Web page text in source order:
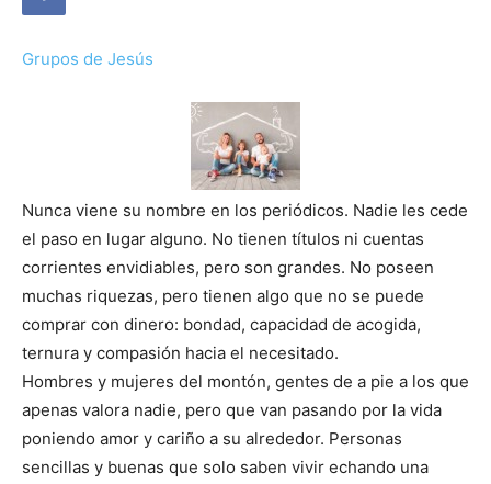
Grupos de Jesús
Nunca viene su nombre en los periódicos. Nadie les cede
el paso en lugar alguno. No tienen títulos ni cuentas
corrientes envidiables, pero son grandes. No poseen
muchas riquezas, pero tienen algo que no se puede
comprar con dinero: bondad, capacidad de acogida,
ternura y compasión hacia el necesitado.
Hombres y mujeres del montón, gentes de a pie a los que
apenas valora nadie, pero que van pasando por la vida
poniendo amor y cariño a su alrededor. Personas
sencillas y buenas que solo saben vivir echando una